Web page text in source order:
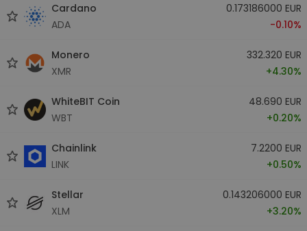
Cardano
ADA
0.173186000 EUR
-0.10%
Monero
XMR
332.320 EUR
+4.30%
WhiteBIT Coin
WBT
48.690 EUR
+0.20%
Chainlink
LINK
7.2200 EUR
+0.50%
Stellar
XLM
0.143206000 EUR
+3.20%